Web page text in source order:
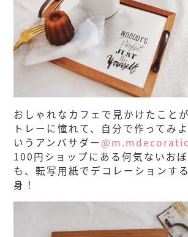
おしゃれなカフェで見かけたこと
トレーに憧れて、自分で作ってみ
いうアンバサダー
100円ショップにある何気ないお
も、転写用紙でデコレーションす
身！